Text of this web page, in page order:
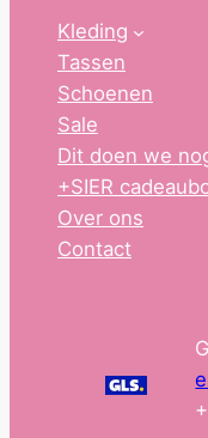
Kleding
Tassen
Schoenen
Sale
Dit doen we
+SIER
Over ons
Contact